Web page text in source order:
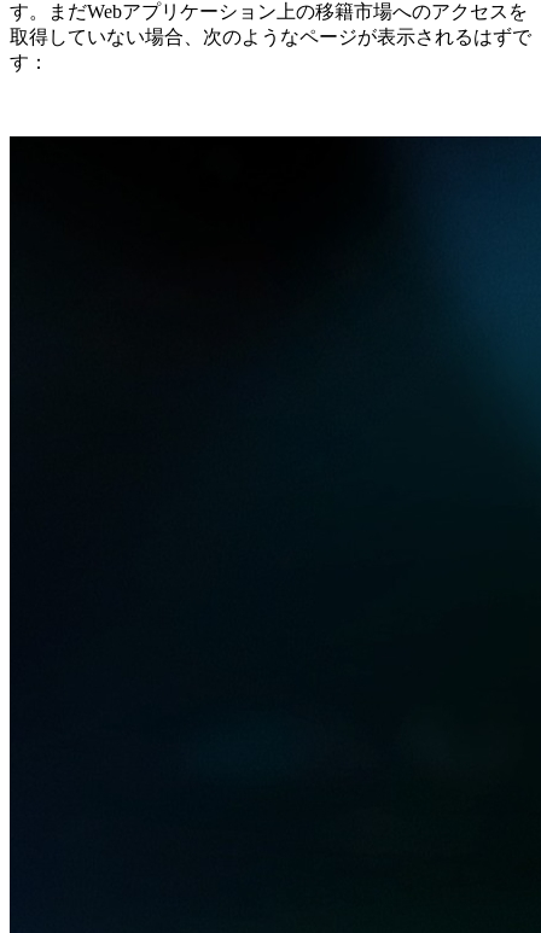
す。まだWebアプリケーション上の移籍市場へのアクセスを
取得していない場合、次のようなページが表示されるはずで
す：